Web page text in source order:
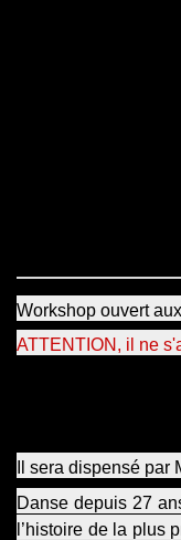
Workshop ouvert
ATTENTION, il ne
Il sera dispensé
Danse depuis 27
l’histoire de la plus